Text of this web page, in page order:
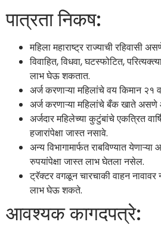
पात्रता निकष:
महिला महाराष्ट्र राज्याची रहिवासी
विवाहित, विधवा, घटस्फोटित,
लाभ घेऊ शकतात.
अर्ज करणाऱ्या महिलांचे वय किमान २१
अर्ज करणाऱ्या महिलांचे बँक खाते
अर्जदार महिलेच्या कुटुंबांचे एकत्रित
हजारांपेक्षा जास्त नसावे.
अन्य विभागामार्फत राबविण्यात
रुपयांपेक्षा जास्त लाभ घेतला नसेल.
ट्रॅक्टर वगळून चारचाकी वाहन
लाभ घेऊ शकते.
आवश्यक कागदपत्रे: